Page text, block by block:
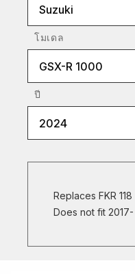
Suzuki
โมเดล
GSX-R 1000
ปี
2024
Replaces FKR 118
Does not fit